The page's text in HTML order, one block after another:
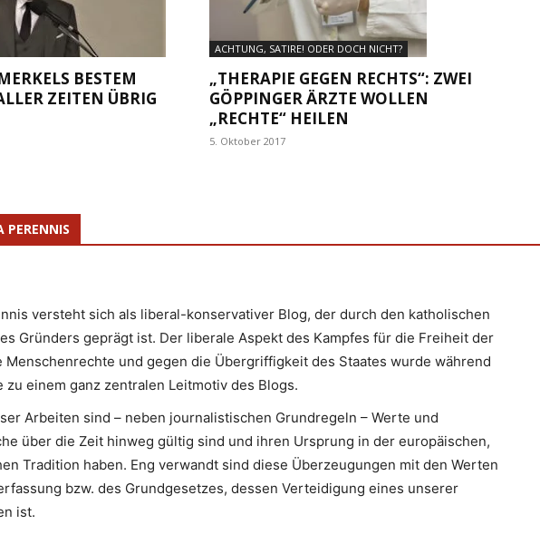
BESTEM
ZEITEN ÜBRIG
ACHTUNG, SATIRE! ODER DOCH NICHT?
„THERAPIE GEGEN RECHTS“: ZWEI
GÖPPINGER ÄRZTE WOLLEN
„RECHTE“ HEILEN
5. Oktober 2017
PERENNIS
versteht sich als liberal-konservativer Blog, der durch den katholischen
Gründers geprägt ist. Der liberale Aspekt des Kampfes für die Freiheit der
Menschenrechte und gegen die Übergriffigkeit des Staates wurde während
zu einem ganz zentralen Leitmotiv des Blogs.
Arbeiten sind – neben journalistischen Grundregeln – Werte und
über die Zeit hinweg gültig sind und ihren Ursprung in der europäischen,
Tradition haben. Eng verwandt sind diese Überzeugungen mit den Werten
bzw. des Grundgesetzes, dessen Verteidigung eines unserer
ist.